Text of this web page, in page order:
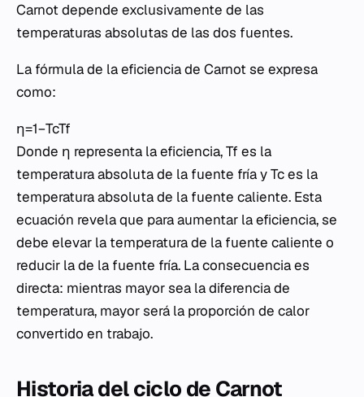
Carnot depende exclusivamente de las
temperaturas absolutas de las dos fuentes.
La fórmula de la eficiencia de Carnot se expresa
como:
η=1−Tc​Tf​​
Donde η representa la eficiencia, Tf​ es la
temperatura absoluta de la fuente fría y Tc​ es la
temperatura absoluta de la fuente caliente. Esta
ecuación revela que para aumentar la eficiencia, se
debe elevar la temperatura de la fuente caliente o
reducir la de la fuente fría. La consecuencia es
directa: mientras mayor sea la diferencia de
temperatura, mayor será la proporción de calor
convertido en trabajo.
Historia del ciclo de Carnot